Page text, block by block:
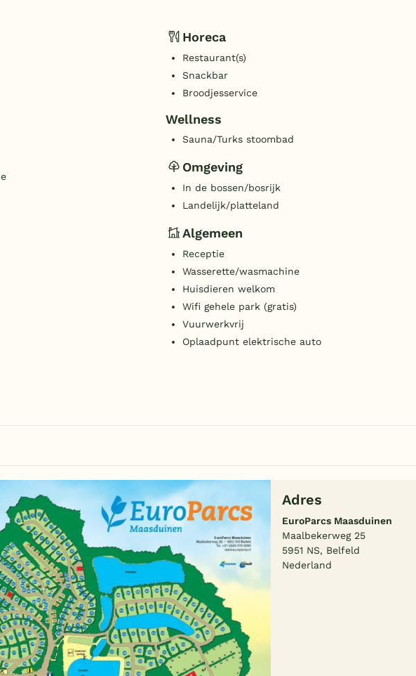
Horeca
Restaurant(s)
Snackbar
Broodjesservice
Wellness
Sauna/Turks stoombad
Omgeving
In de bossen/bosrijk
Landelijk/platteland
Algemeen
Receptie
Wasserette/wasmachine
Huisdieren welkom
Wifi gehele park (gratis)
Vuurwerkvrij
Oplaadpunt elektrische auto
Adres
EuroParcs Maasduinen
Maalbekerweg 25
5951 NS, Belfeld
Nederland